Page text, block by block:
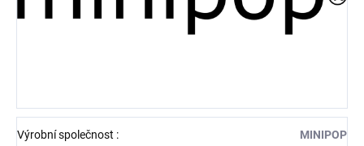
Výrobní společnost : MINIPOP